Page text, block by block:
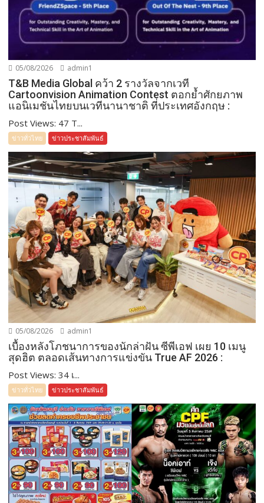
05/08/2026 admin1
T&B Media Global คว้า 2 รางวัลจากเวที
Cartoonvision Animation Contest ตอกย้ำศักยภาพ
แอนิเมชันไทยบนเวทีนานาชาติ ที่ประเทศอังกฤษ :
Post Views: 47 T...
ข่าวทั่วไทย ข่าวประชาสัมพันธ์
05/08/2026 admin1
เบื้องหลังโภชนาการของนักล่าฝัน ซีพีเอฟ เผย 10 เมนู
สุดฮิต ตลอดเส้นทางการแข่งขัน True AF 2026 :
Post Views: 34 เ...
ข่าวทั่วไทย ข่าวประชาสัมพันธ์